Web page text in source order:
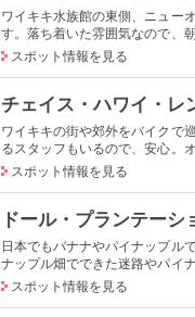
ワイキキ水族館の東側、ニュー
す。落ち着いた雰囲気なので、
スポット情報を見る
チェイス・ハワイ・レ
ワイキキの街や郊外をバイクで
るスタッフもいるので、安心。
スポット情報を見る
ドール・プランテーシ
日本でもバナナやパイナップル
ナップル畑でできた迷路やパイ
スポット情報を見る